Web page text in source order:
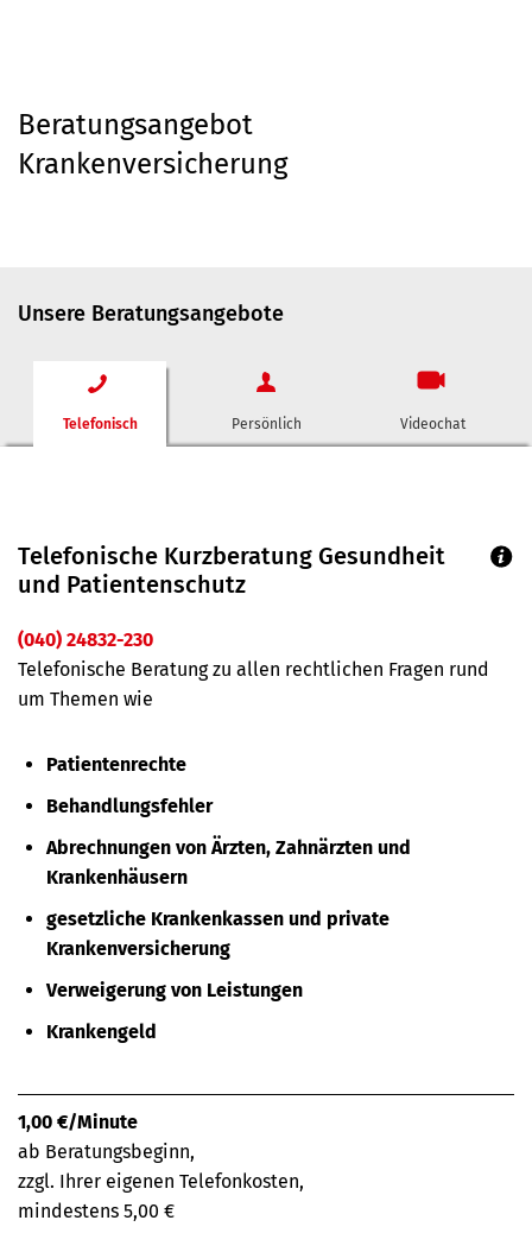
Beratungsangebot
Krankenversicherung
Unsere Beratungsangebote
Telefonisch Persönlich Videochat
Telefonische Kurzberatung Gesundheit
und Patientenschutz
(040) 24832-230
Telefonische Beratung zu allen rechtlichen Fragen rund
um Themen wie
Patientenrechte
Behandlungsfehler
Abrechnungen von Ärzten, Zahnärzten und
Krankenhäusern
gesetzliche Krankenkassen und private
Krankenversicherung
Verweigerung von Leistungen
Krankengeld
1,00 €/Minute
ab Beratungsbeginn,
zzgl. Ihrer eigenen Telefonkosten,
mindestens 5,00 €